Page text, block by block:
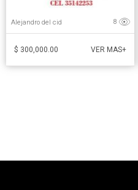
Alejandro del cid 8
$ 300,000.00 VER MAS+